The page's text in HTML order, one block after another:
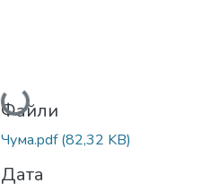
Вантажиться...
Файли
Чума.pdf(82,32 KB)
Дата